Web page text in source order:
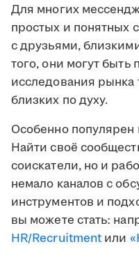
Для многих
простых и понятных
с друзьями,
того, они могут
исследования рынка
близких по духу.
Особенно популярен
Найти своё
соискатели, но и
немало каналов с
инструментов и
вы можете стать:
HR/Recruitment или